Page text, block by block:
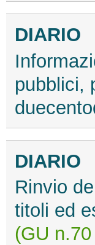
DIARIO
pubblici,
DIARIO
Rinvio
titoli ed
(GU